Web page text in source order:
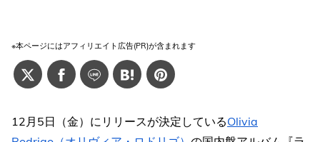
※本ページにはアフィリエイト広告(PR)が含まれます
12月5日（金）にリリースが決定しているOlivia